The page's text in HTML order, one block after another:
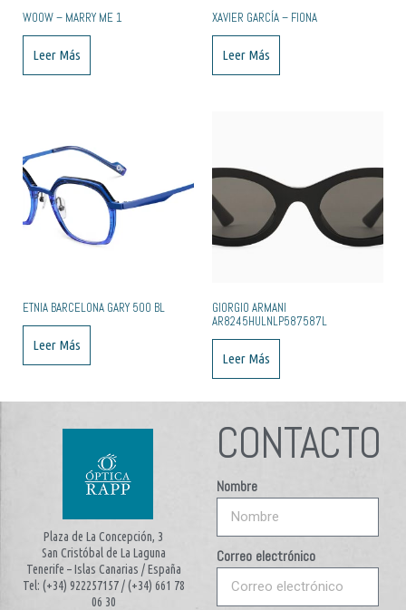
WOOW – MARRY ME 1
Leer Más
XAVIER GARCÍA – FIONA
Leer Más
ETNIA BARCELONA GARY 50O BL
Leer Más
GIORGIO ARMANI
AR8245HULNLP587587L
Leer Más
Plaza de La Concepción, 3
San Cristóbal de La Laguna
Tenerife – Islas Canarias / España
Tel: (+34) 922257157 / (+34) 661 78
06 30
CONTACTO
Nombre
Correo electrónico